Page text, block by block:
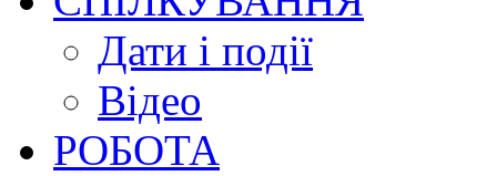
Дати і події
Відео
РОБОТА